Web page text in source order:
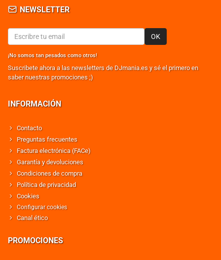
NEWSLETTER
OK
¡No somos tan pesados como otros!
Suscribete ahora a las newsletters de DJmania.es y sé el primero en
saber nuestras promociones ;)
INFORMACIÓN
Contacto
Preguntas frecuentes
Factura electrónica (FACe)
Garantía y devoluciones
Condiciones de compra
Política de privacidad
Cookies
Configurar cookies
Canal ético
PROMOCIONES